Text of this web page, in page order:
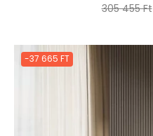
Normál
305 455 Ft
-37 665 FT